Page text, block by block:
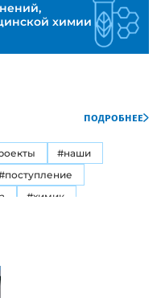
химии
подробнее
#наши
#химик